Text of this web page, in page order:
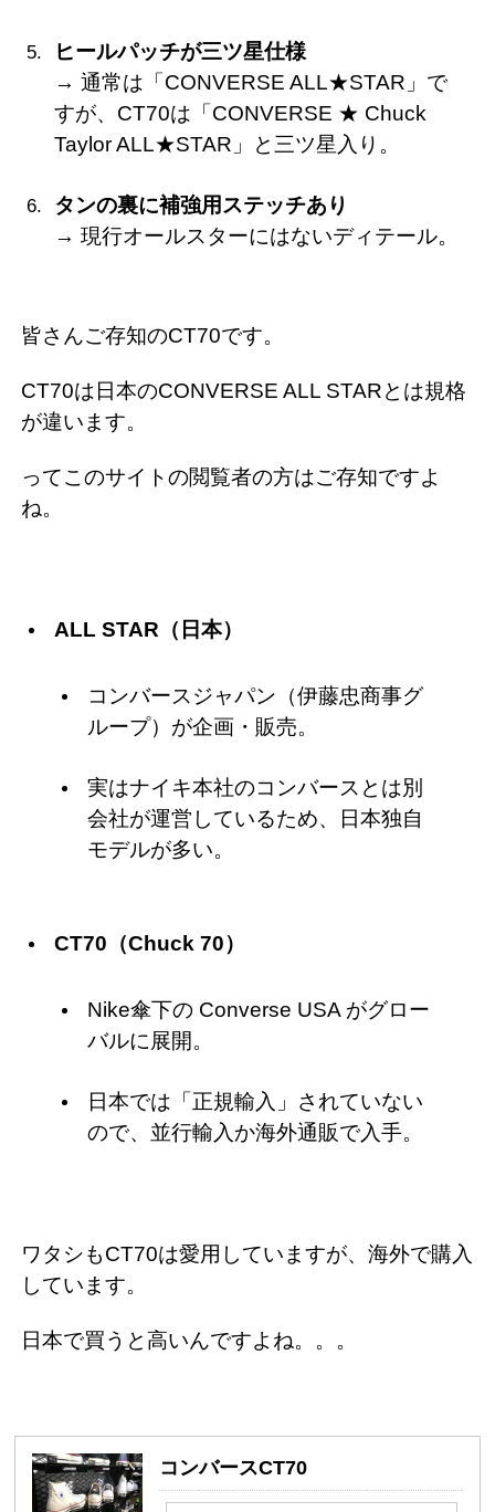
ヒールパッチが三ツ星仕様
→ 通常は「CONVERSE ALL★STAR」で
すが、CT70は「CONVERSE ★ Chuck
Taylor ALL★STAR」と三ツ星入り。
タンの裏に補強用ステッチあり
→ 現行オールスターにはないディテール。
皆さんご存知のCT70です。
CT70は日本のCONVERSE ALL STARとは規格
が違います。
ってこのサイトの閲覧者の方はご存知ですよ
ね。
ALL STAR（日本）
コンバースジャパン（伊藤忠商事グ
ループ）が企画・販売。
実はナイキ本社のコンバースとは別
会社が運営しているため、日本独自
モデルが多い。
CT70（Chuck 70）
Nike傘下の Converse USA がグロー
バルに展開。
日本では「正規輸入」されていない
ので、並行輸入か海外通販で入手。
ワタシもCT70は愛用していますが、海外で購入
しています。
日本で買うと高いんですよね。。。
コンバースCT70